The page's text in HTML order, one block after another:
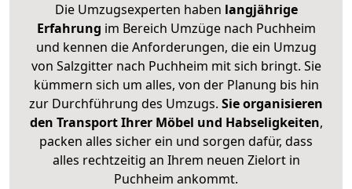
Die Umzugsexperten haben langjährige
Erfahrung im Bereich Umzüge nach Puchheim
und kennen die Anforderungen, die ein Umzug
von Salzgitter nach Puchheim mit sich bringt. Sie
kümmern sich um alles, von der Planung bis hin
zur Durchführung des Umzugs. Sie organisieren
den Transport Ihrer Möbel und Habseligkeiten,
packen alles sicher ein und sorgen dafür, dass
alles rechtzeitig an Ihrem neuen Zielort in
Puchheim ankommt.